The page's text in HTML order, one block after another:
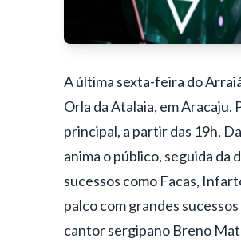
A última sexta-feira do
Orla da Atalaia, em
principal, a partir das 19h,
anima o público, seguida
sucessos como Facas,
palco com grandes
cantor sergipano Breno